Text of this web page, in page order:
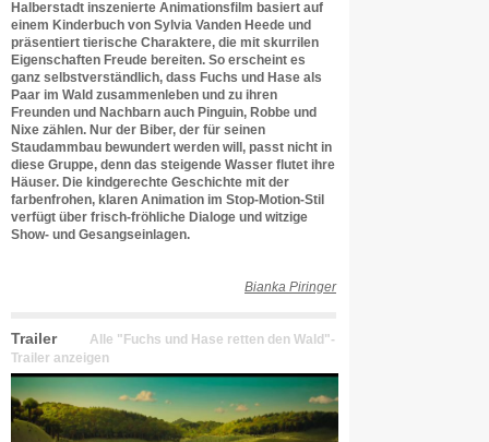
Halberstadt inszenierte Animationsfilm basiert auf
einem Kinderbuch von Sylvia Vanden Heede und
präsentiert tierische Charaktere, die mit skurrilen
Eigenschaften Freude bereiten. So erscheint es
ganz selbstverständlich, dass Fuchs und Hase als
Paar im Wald zusammenleben und zu ihren
Freunden und Nachbarn auch Pinguin, Robbe und
Nixe zählen. Nur der Biber, der für seinen
Staudammbau bewundert werden will, passt nicht in
diese Gruppe, denn das steigende Wasser flutet ihre
Häuser. Die kindgerechte Geschichte mit der
farbenfrohen, klaren Animation im Stop-Motion-Stil
verfügt über frisch-fröhliche Dialoge und witzige
Show- und Gesangseinlagen.
Bianka Piringer
Trailer
Alle "Fuchs und Hase retten den Wald"-
Trailer anzeigen